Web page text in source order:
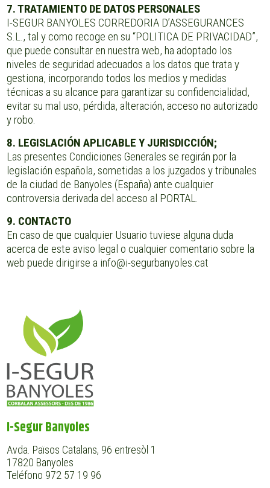
7. TRATAMIENTO DE DATOS PERSONALES
I-SEGUR BANYOLES CORREDORIA D’ASSEGURANCES
S.L., tal y como recoge en su “POLITICA DE PRIVACIDAD”,
que puede consultar en nuestra web, ha adoptado los
niveles de seguridad adecuados a los datos que trata y
gestiona, incorporando todos los medios y medidas
técnicas a su alcance para garantizar su confidencialidad,
evitar su mal uso, pérdida, alteración, acceso no autorizado
y robo.
8. LEGISLACIÓN APLICABLE Y JURISDICCIÓN;
Las presentes Condiciones Generales se regirán por la
legislación española, sometidas a los juzgados y tribunales
de la ciudad de Banyoles (España) ante cualquier
controversia derivada del acceso al PORTAL.
9. CONTACTO
En caso de que cualquier Usuario tuviese alguna duda
acerca de este aviso legal o cualquier comentario sobre la
web puede dirigirse a info@i-segurbanyoles.cat
I-Segur Banyoles
Avda. Països Catalans, 96 entresòl 1
17820 Banyoles
Teléfono 972 57 19 96